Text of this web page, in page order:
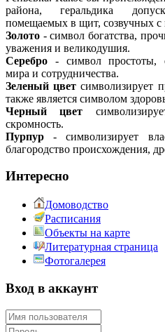
района, геральдика
помещаемых в щит, созвучных с
Золото - символ богатства,
уважения и великодушия.
Серебро - символ простоты,
мира и сотрудничества.
Зеленый цвет символизирует
также является символом
Черный цвет
скромность.
Пурпур - символизирует
благородство происхождения,
Интересно
Домоводство
Расписания
Объекты на карте
Литературная страница
Фотогалерея
Вход в аккаунт